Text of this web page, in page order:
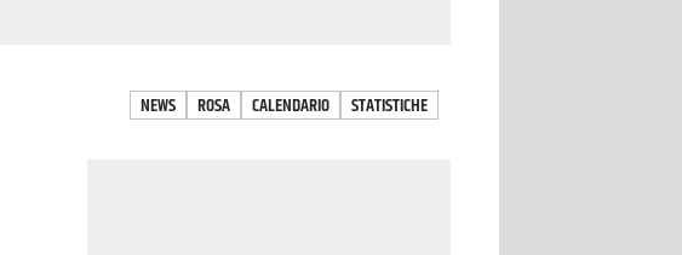
NEWS ROSA CALENDARIO STATISTICHE